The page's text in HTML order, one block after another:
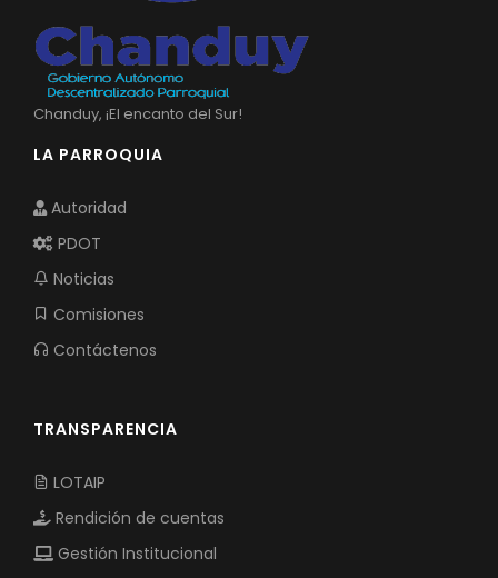
Chanduy, ¡El encanto del Sur!
LA PARROQUIA
Autoridad
PDOT
Noticias
Comisiones
Contáctenos
TRANSPARENCIA
LOTAIP
Rendición de cuentas
Gestión Institucional